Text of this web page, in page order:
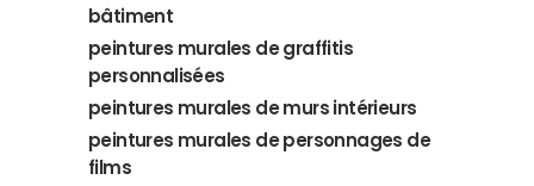
bâtiment
peintures murales de graffitis
personnalisées
peintures murales de murs intérieurs
peintures murales de personnages de
films